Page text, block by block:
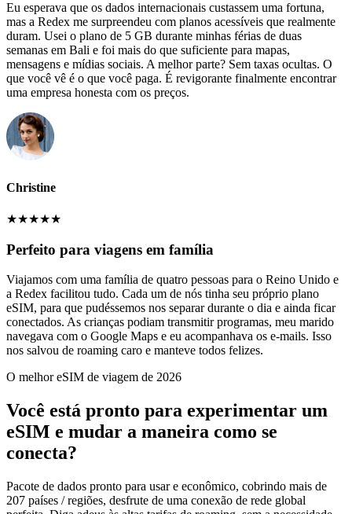
Eu esperava que os dados internacionais custassem uma fortuna,
mas a Redex me surpreendeu com planos acessíveis que realmente
duram. Usei o plano de 5 GB durante minhas férias de duas
semanas em Bali e foi mais do que suficiente para mapas,
mensagens e mídias sociais. A melhor parte? Sem taxas ocultas. O
que você vê é o que você paga. É revigorante finalmente encontrar
uma empresa honesta com os preços.
Christine
★★★★★
Perfeito para viagens em família
Viajamos com uma família de quatro pessoas para o Reino Unido e
a Redex facilitou tudo. Cada um de nós tinha seu próprio plano
eSIM, para que pudéssemos nos separar durante o dia e ainda ficar
conectados. As crianças podiam transmitir programas, meu marido
navegava com o Google Maps e eu acompanhava os e-mails. Isso
nos salvou de roaming caro e manteve todos felizes.
O melhor eSIM de viagem de 2026
Você está pronto para experimentar um
eSIM e mudar a maneira como se
conecta?
Pacote de dados pronto para usar e econômico, cobrindo mais de
207 países / regiões, desfrute de uma conexão de rede global